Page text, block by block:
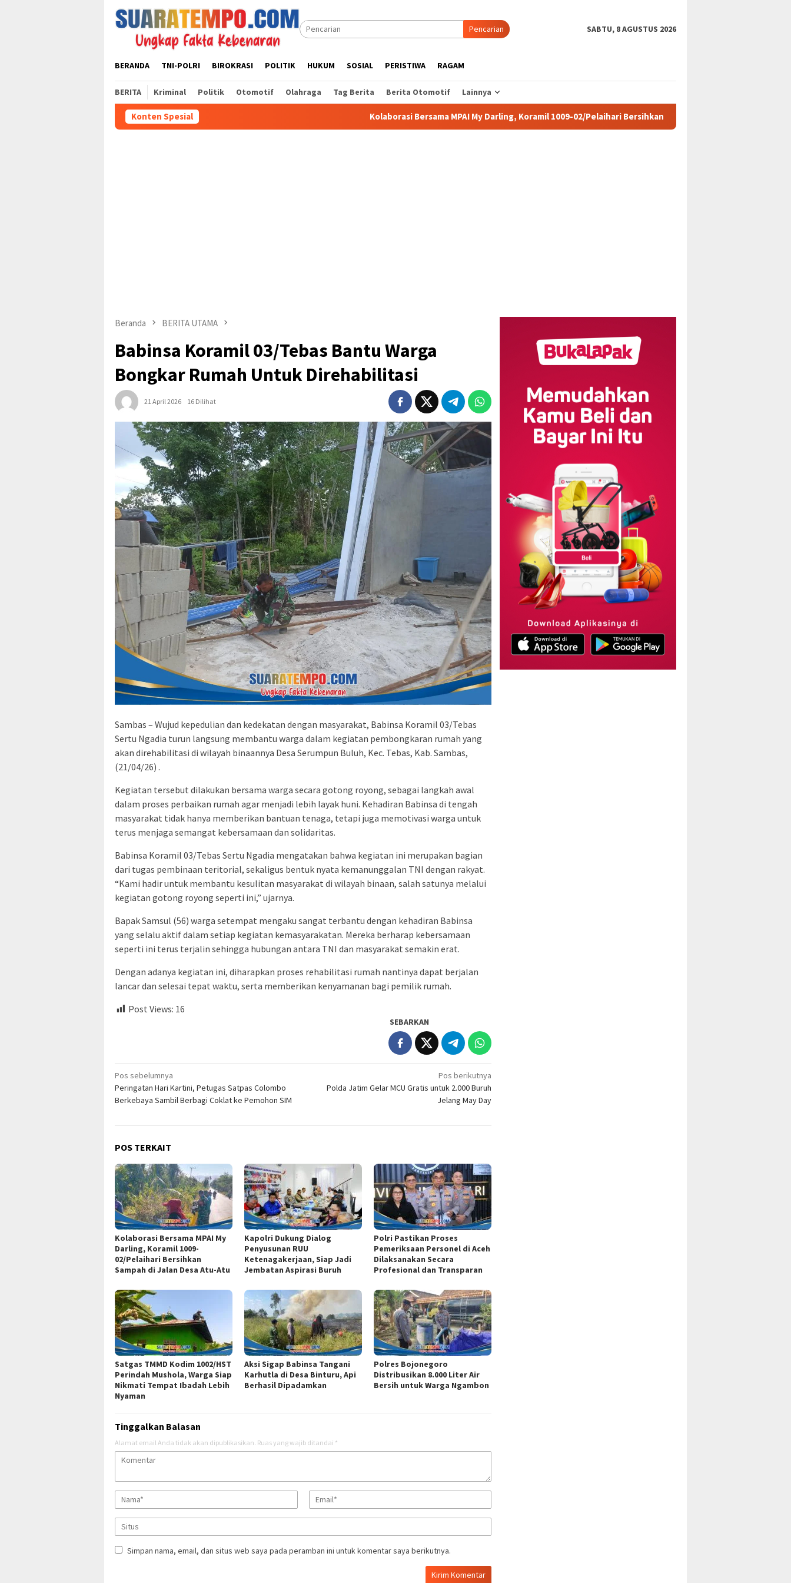
konten
Pencarian SABTU, 8 AGUSTUS 2026
BERANDA TNI-POLRI BIROKRASI POLITIK HUKUM SOSIAL PERISTIWA RAGAM
BERITA Kriminal Politik Otomotif Olahraga Tag Berita Berita Otomotif Lainnya
Konten Spesial Kolaborasi Bersama MPAI My Darling, Koramil 1009-02/Pelaihari Bersihkan Sampah di Jalan Desa Atu-Atu
Beranda BERITA UTAMA
Babinsa Koramil 03/Tebas Bantu Warga
Bongkar Rumah Untuk Direhabilitasi
21 April 2026 16 Dilihat
Sambas – Wujud kepedulian dan kedekatan dengan masyarakat, Babinsa Koramil 03/Tebas
Sertu Ngadia turun langsung membantu warga dalam kegiatan pembongkaran rumah yang
akan direhabilitasi di wilayah binaannya Desa Serumpun Buluh, Kec. Tebas, Kab. Sambas,
(21/04/26) .
Kegiatan tersebut dilakukan bersama warga secara gotong royong, sebagai langkah awal
dalam proses perbaikan rumah agar menjadi lebih layak huni. Kehadiran Babinsa di tengah
masyarakat tidak hanya memberikan bantuan tenaga, tetapi juga memotivasi warga untuk
terus menjaga semangat kebersamaan dan solidaritas.
Babinsa Koramil 03/Tebas Sertu Ngadia mengatakan bahwa kegiatan ini merupakan bagian
dari tugas pembinaan teritorial, sekaligus bentuk nyata kemanunggalan TNI dengan rakyat.
“Kami hadir untuk membantu kesulitan masyarakat di wilayah binaan, salah satunya melalui
kegiatan gotong royong seperti ini,” ujarnya.
Bapak Samsul (56) warga setempat mengaku sangat terbantu dengan kehadiran Babinsa
yang selalu aktif dalam setiap kegiatan kemasyarakatan. Mereka berharap kebersamaan
seperti ini terus terjalin sehingga hubungan antara TNI dan masyarakat semakin erat.
Dengan adanya kegiatan ini, diharapkan proses rehabilitasi rumah nantinya dapat berjalan
lancar dan selesai tepat waktu, serta memberikan kenyamanan bagi pemilik rumah.
Post Views: 16
SEBARKAN
Navigasi
pos
Pos sebelumnya
Peringatan Hari Kartini, Petugas Satpas Colombo
Berkebaya Sambil Berbagi Coklat ke Pemohon SIM
Pos berikutnya
Polda Jatim Gelar MCU Gratis untuk 2.000 Buruh
Jelang May Day
POS TERKAIT
Kolaborasi Bersama MPAI My
Darling, Koramil 1009-
02/Pelaihari Bersihkan
Sampah di Jalan Desa Atu-Atu
Kapolri Dukung Dialog
Penyusunan RUU
Ketenagakerjaan, Siap Jadi
Jembatan Aspirasi Buruh
Polri Pastikan Proses
Pemeriksaan Personel di Aceh
Dilaksanakan Secara
Profesional dan Transparan
Satgas TMMD Kodim 1002/HST
Perindah Mushola, Warga Siap
Nikmati Tempat Ibadah Lebih
Nyaman
Aksi Sigap Babinsa Tangani
Karhutla di Desa Binturu, Api
Berhasil Dipadamkan
Polres Bojonegoro
Distribusikan 8.000 Liter Air
Bersih untuk Warga Ngambon
Tinggalkan Balasan
Alamat email Anda tidak akan dipublikasikan. Ruas yang wajib ditandai *
Simpan nama, email, dan situs web saya pada peramban ini untuk komentar saya berikutnya.